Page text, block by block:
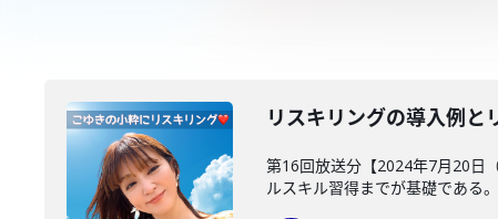
リスキリングの導入例と
第16回放送分【2024年7月20日
ルスキル習得までが基礎である